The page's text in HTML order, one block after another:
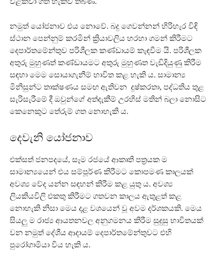
නමුත් යෝජනාව එය නොවේ. බදු ගෙවන්නන් හිරිහැර විඳි
ස්ථාන පෙන්නුම් කරමින් ක්‍රියාවලිය හරහා ගමන් කිරීමට
දෙපාර්තමේන්තුව පරිශීලක කණ්ඩායම් කැඳවීම යි. පරිශීලක
අතුරු මුහුණත් කණ්ඩායමට අතුරු මුහුණත වැඩිදියුණු කිරීම
සඳහා මෙම සොයාගැනීම් භාවිත කළ හැකි ය. සාමාන්‍ය
මිනිසුන්ට තාක්ෂණය සමඟ ඇතිවන දුෂ්කරතා, පද්ධතිය තුළ
සැරිසැරීමේ දී ඔවුන්ගේ අත්දැකීම් උරහිස් මතින් බලා නොසිට
කෙනෙකුට තේරුම් ගත නොහැකි ය.
දෙවැනි යෝජනාව
එක්සත් ජනපදයේ, සෑම රජයේ ආකෘති පත්‍රයක ම
සාමාන්‍යයෙන් එය සම්පූර්ණ කිරීමට කොපමණ කාලයක්
අවශ්‍ය වේද යන්න සඳහන් කිරීම කළ යුතු ය. අවශ්‍ය
ලියකියවිලි එකතු කිරීමට ගතවන කාලය ඇතුළත් කළ
නොහැකි නිසා මෙය දළ වශයෙන් වූ අවම දර්ශකයකි. මෙය
සියලු ම රාජ්‍ය ආයතනවල අනුගමනය කිරීම සුදුසු භාවිතයක්
වන නමුත් දේශීය ආදායම් දෙපාර්තමේන්තුවට එහි
පුරෝගාමියා විය හැකි ය.